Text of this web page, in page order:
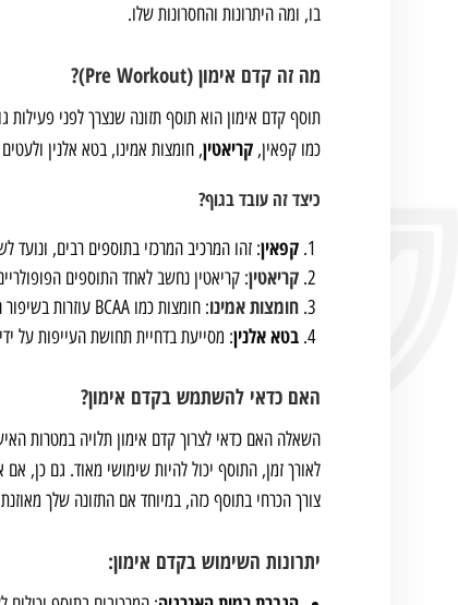
בו, ומה היתרונות והחסרונות שלו.
מה זה קדם אימון(Pre Workout)?
תוסף קדם אימון הוא תוסף תזונה שנצרך לפני
כמו קפאין, קריאטין, חומצות אמינו, בטא אלנין
כיצד זה עובד בגוף?
קפאין: זהו המרכיב המרכזי בתוספים רבים,
קריאטין: קריאטין נחשב לאחד התוספים
חומצות אמינו: חומצות כמו BCAA עוזרות בשיפור ההתאוששות ומונעות פירוק שרירים במהלך אימון.
בטא אלנין: מסייעת בדחיית תחושת העייפות על
האם כדאי להשתמש בקדם אימון?
השאלה האם כדאי לצרוך קדם אימון תלויה במטרות
לאורך זמן, התוסף יכול להיות שימושי מאוד. גם כן,
צורך הכרחי בתוסף כזה, במיוחד אם התזונה שלך
יתרונות השימוש בקדם אימון: